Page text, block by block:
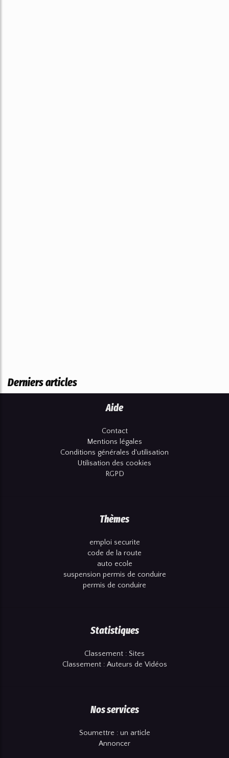
Derniers articles
Aide
Contact
Mentions légales
Conditions générales d'utilisation
Utilisation des cookies
RGPD
Thèmes
emploi securite
code de la route
auto ecole
suspension permis de conduire
permis de conduire
Statistiques
Classement : Sites
Classement : Auteurs de Vidéos
Nos services
Soumettre : un article
Annoncer